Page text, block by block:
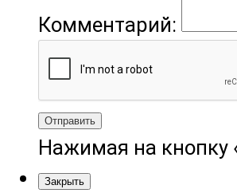
Комментарий:
Отправить
Нажимая на кнопку
Закрыть